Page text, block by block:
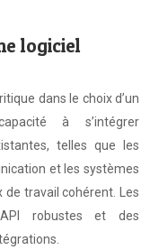
logiciel
dans le choix d’un
à s’intégrer
telles que les
et les systèmes
de travail cohérent. Les
robustes et des